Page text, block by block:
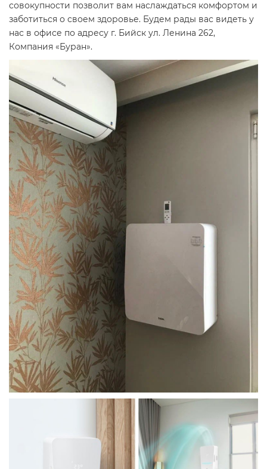
совокупности позволит вам наслаждаться комфортом и
заботиться о своем здоровье. Будем рады вас видеть у
нас в офисе по адресу г. Бийск ул. Ленина 262,
Компания «Буран».